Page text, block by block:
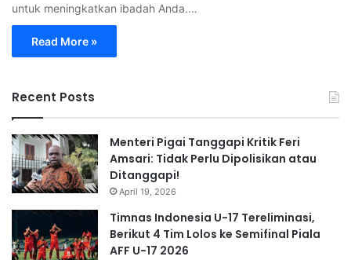
untuk meningkatkan ibadah Anda.…
Read More »
Recent Posts
Menteri Pigai Tanggapi Kritik Feri
Amsari: Tidak Perlu Dipolisikan atau
Ditanggapi!
April 19, 2026
Timnas Indonesia U-17 Tereliminasi,
Berikut 4 Tim Lolos ke Semifinal Piala
AFF U-17 2026